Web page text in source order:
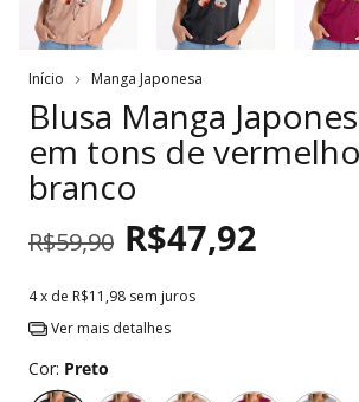
Início Manga Japonesa
Blusa Manga
em tons de
branco
R$59,90 R$47,92
4x de R$11,98 sem juros
Ver mais detalhes
Cor: Preto